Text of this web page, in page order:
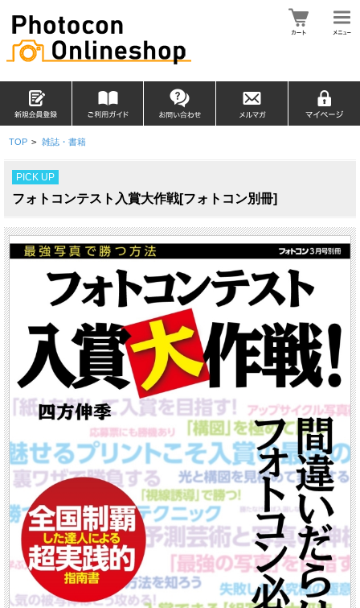
TOP > 雑誌・書籍
PICK UP
フォトコンテスト入賞大作戦[フォトコン別冊]